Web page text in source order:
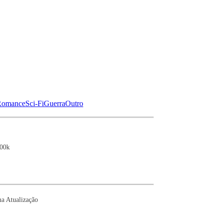
Sci-FiGuerraOutro
Atualização